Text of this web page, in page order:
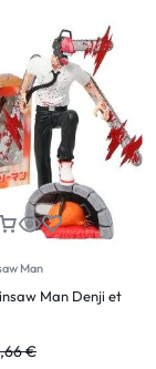
Man
Man Denji et
€